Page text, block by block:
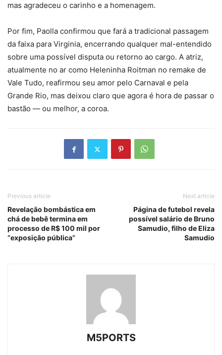
mas agradeceu o carinho e a homenagem.
Por fim, Paolla confirmou que fará a tradicional passagem
da faixa para Virginia, encerrando qualquer mal-entendido
sobre uma possível disputa ou retorno ao cargo. A atriz,
atualmente no ar como Heleninha Roitman no remake de
Vale Tudo, reafirmou seu amor pelo Carnaval e pela
Grande Rio, mas deixou claro que agora é hora de passar o
bastão — ou melhor, a coroa.
Previous article
Revelação bombástica em
chá de bebê termina em
processo de R$ 100 mil por
“exposição pública”
Next article
Página de futebol revela
possível salário de Bruno
Samudio, filho de Eliza
Samudio
M5PORTS